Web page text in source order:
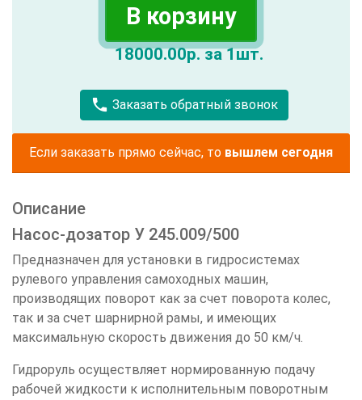
В корзину
18000.00р. за 1шт.
call Заказать обратный звонок
Если заказать прямо сейчас, то вышлем сегодня
Описание
Насос-дозатор У 245.009/500
Предназначен для установки в гидросистемах
рулевого управления самоходных машин,
производящих поворот как за счет поворота колес,
так и за счет шарнирной рамы, и имеющих
максимальную скорость движения до 50 км/ч.
Гидроруль осуществляет нормированную подачу
рабочей жидкости к исполнительным поворотным